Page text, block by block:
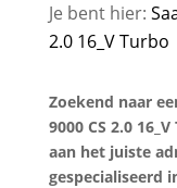
2.0 16_V Turbo
Zoekend naar
9000 CS 2.0
aan het juiste
gespecialiseerd